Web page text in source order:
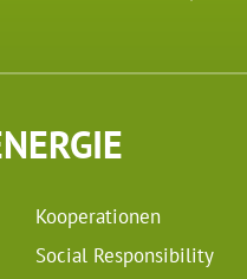
Kooperationen
Social Responsibility